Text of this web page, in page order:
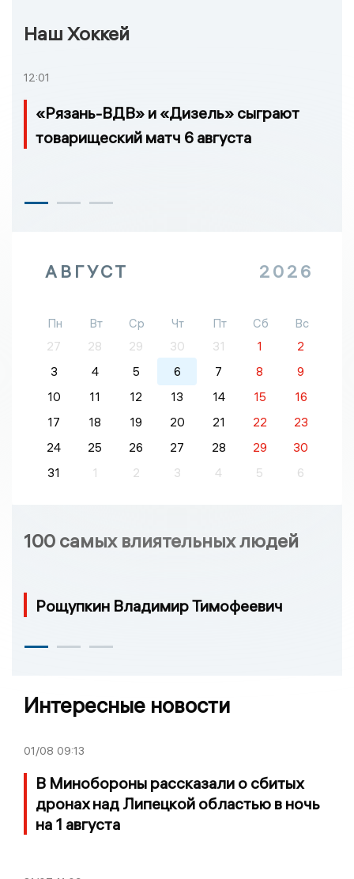
Наш Хоккей
12:01
«Рязань-ВДВ» и «Дизель» сыграют
товарищеский матч 6 августа
АВГУСТ 2026
Пн Вт Ср Чт Пт Сб
Вс
27
28 29 30 31 1
2
3
4 5 6 7 8
9
10
11 12 13 14 15
16
17
18 19 20 21 22
23
24
25 26 27 28 29
30
31
1 2 3 4 5 6
100 самых влиятельных людей
Рощупкин Владимир Тимофеевич
Интересные новости
01/08 09:13
В Минобороны рассказали о сбитых
дронах над Липецкой областью в ночь
на 1 августа